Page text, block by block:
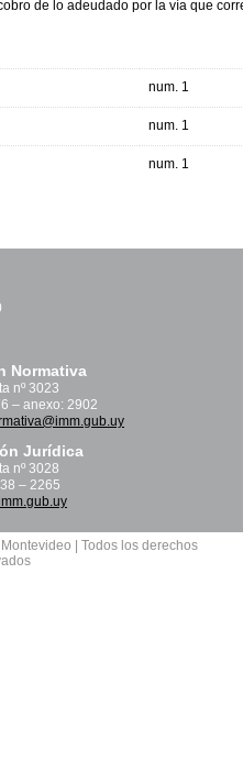
de lo adeudado por la vía que
num. 1
num. 1
num. 1
Normativa
nº 3023
– anexo: 2902
Jurídica
nº 3028
– 2265
| Todos los derechos